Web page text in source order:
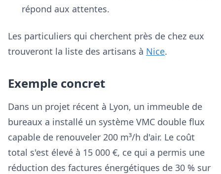
répond aux attentes.
Les particuliers qui cherchent près de chez eux
trouveront la liste des artisans à Nice.
Exemple concret
Dans un projet récent à Lyon, un immeuble de
bureaux a installé un système VMC double flux
capable de renouveler 200 m³/h d'air. Le coût
total s'est élevé à 15 000 €, ce qui a permis une
réduction des factures énergétiques de 30 % sur